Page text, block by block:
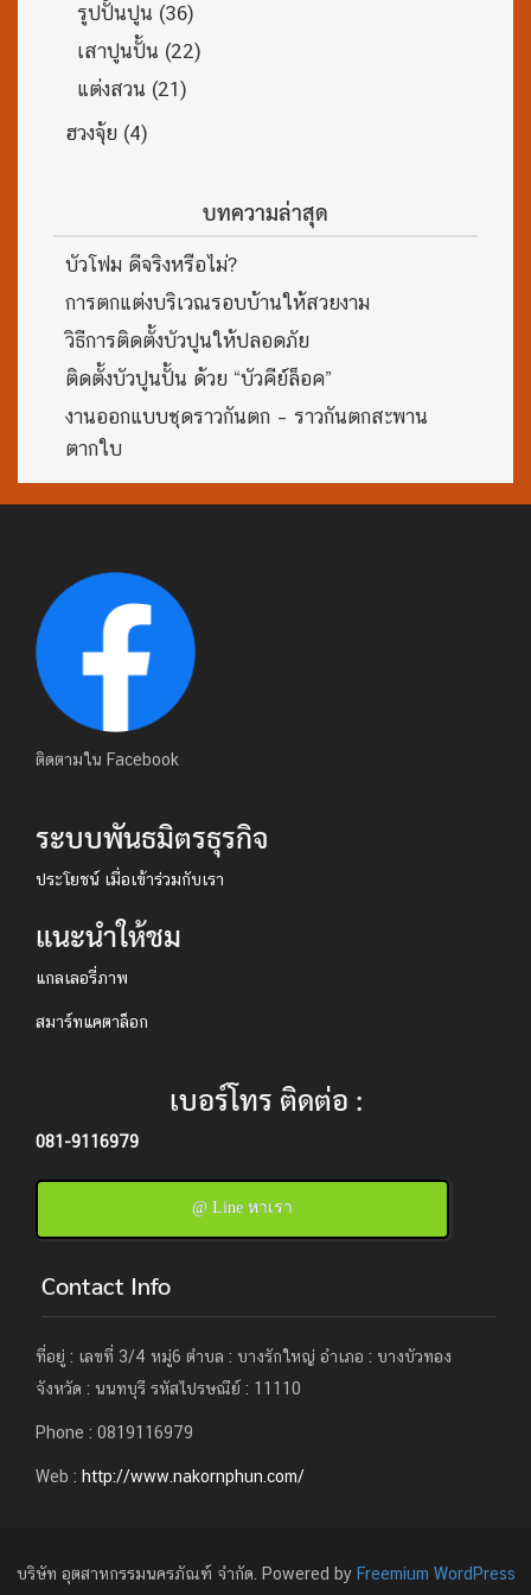
รูปปั้นปูน (36)
เสาปูนปั้น (22)
แต่งสวน (21)
ฮวงจุ้ย (4)
บทความล่าสุด
บัวโฟม ดีจริงหรือไม่?
การตกแต่งบริเวณรอบบ้านให้สวยงาม
วิธีการติดตั้งบัวปูนให้ปลอดภัย
ติดตั้งบัวปูนปั้น ด้วย “บัวคีย์ล็อค”
งานออกแบบชุดราวกันตก – ราวกันตกสะพาน
ตากใบ
ติดตามใน Facebook
ระบบพันธมิตรธุรกิจ
ประโยชน์ เมื่อเข้าร่วมกับเรา
แนะนำให้ชม
แกลเลอรี่ภาพ
สมาร์ทแคตาล็อก
เบอร์โทร ติดต่อ :
081-9116979
@ Line หาเรา
Contact Info
ที่อยู่ : เลขที่ 3/4 หมู่6 ตำบล : บางรักใหญ่ อำเภอ : บางบัวทอง
จังหวัด : นนทบุรี รหัสไปรษณีย์ : 11110
Phone : 0819116979
Web : http://www.nakornphun.com/
บริษัท อุตสาหกรรมนครภัณฑ์ จำกัด. Powered by Freemium WordPress